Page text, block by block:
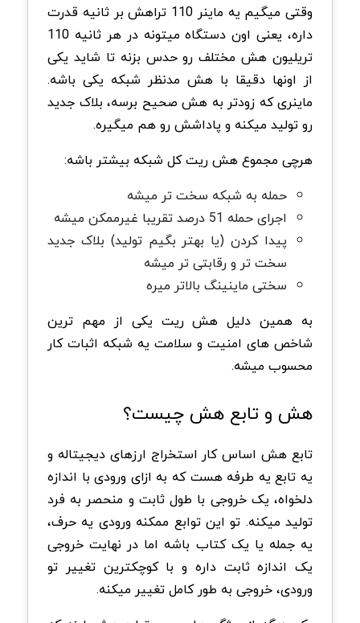
وقتی میگیم یه ماینر 110 تراهش بر ثانیه قدرت
داره، یعنی اون دستگاه میتونه در هر ثانیه 110
تریلیون هش مختلف رو حدس بزنه تا شاید یکی
از اونها دقیقا با هش مدنظر شبکه یکی باشه.
ماینری که زودتر به هش صحیح برسه، بلاک جدید
رو تولید میکنه و پاداشش رو هم میگیره.
هرچی مجموع هش ریت کل شبکه بیشتر باشه:
حمله به شبکه سخت تر میشه
اجرای حمله 51 درصد تقریبا غیرممکن میشه
پیدا کردن (یا بهتر بگیم تولید) بلاک جدید
سخت تر و رقابتی تر میشه
سختی ماینینگ بالاتر میره
به همین دلیل هش ریت یکی از مهم ترین
شاخص های امنیت و سلامت یه شبکه اثبات کار
محسوب میشه.
هش و تابع هش چیست؟
تابع هش اساس کار استخراج ارزهای دیجیتاله و
یه تابع یه طرفه هست که به ازای ورودی با اندازه
دلخواه، یک خروجی با طول ثابت و منحصر به فرد
تولید میکنه. تو این توابع ممکنه ورودی یه حرف،
یه جمله یا یک کتاب باشه اما در نهایت خروجی
یک اندازه ثابت داره و با کوچکترین تغییر تو
ورودی، خروجی به طور کامل تغییر میکنه.